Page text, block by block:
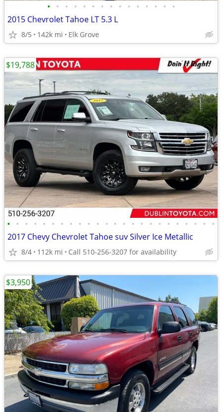
• • • • • • • • • • • • • • •
2015 Chevrolet Tahoe LT 5.3 L
8/5 142k mi Elk Grove
• • • • • • • • • • • • • • • • • • • • • • • •
2017 Chevy Chevrolet Tahoe suv Silver Ice Metallic
8/4 112k mi Call 510-256-3207 for availability
$19,788
$3,950